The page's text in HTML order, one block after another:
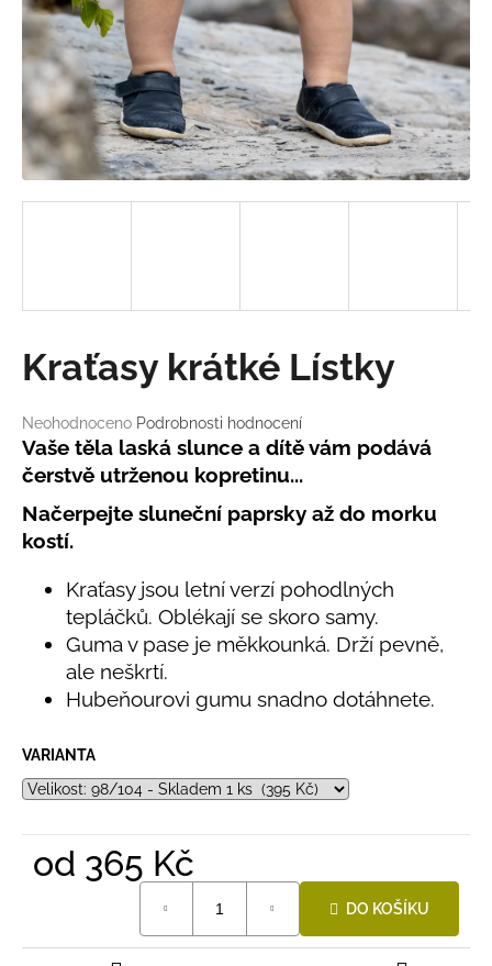
Průměrné
hodnocení
produktu
je
0,0
z
5
Neohodnoceno Podrobnosti hodnocení
Kraťasy krátké Lístky
Vaše těla laská slunce a dítě vám podává
čerstvě utrženou kopretinu...
Načerpejte sluneční paprsky až do morku
kostí.
Kraťasy jsou letní verzí pohodlných
tepláčků. Oblékají se skoro samy.
Guma v pase je měkkounká. Drží pevně,
ale neškrtí.
Hubeňourovi gumu snadno dotáhnete.
VARIANTA
od 365 Kč
DO KOŠÍKU
a
j
í
t
?
D
o
o
r
u
u
j
LETNÍ
ČEPICE
SVĚTLE
MODRÁ
395